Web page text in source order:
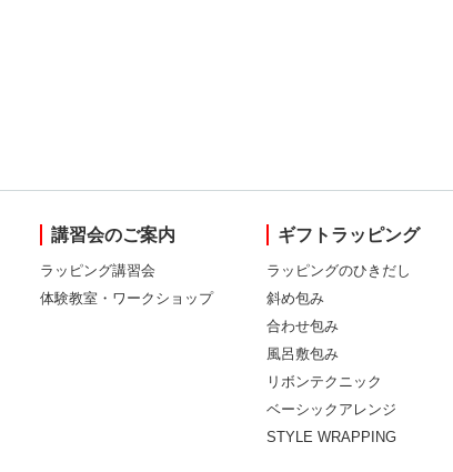
講習会のご案内
ラッピング講習会
体験教室・ワークショップ
ギフトラッピング
ラッピングのひきだし
斜め包み
合わせ包み
風呂敷包み
リボンテクニック
ベーシックアレンジ
STYLE WRAPPING